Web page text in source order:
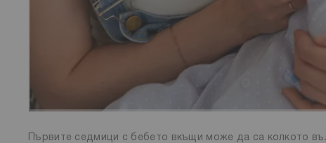
Първите седмици с бебето вкъщи може да са колкото